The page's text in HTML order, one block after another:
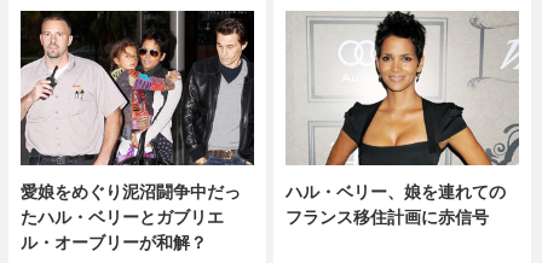
愛娘をめぐり泥沼闘争中だっ
たハル・ベリーとガブリエ
ル・オーブリーが和解？
ハル・ベリー、娘を連れての
フランス移住計画に赤信号